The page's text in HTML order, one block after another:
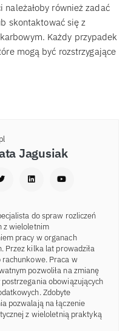
również zadać
skontaktować się z
Każdy przypadek
mogą być rozstrzygające
Jagusiak
do spraw rozliczeń
z wieloletnim
pracy w organach
Przez kilka lat prowadziła
rachunkowe. Praca w
pozwoliła na zmianę
obowiązujących
Zdobyte
pozwalają na łączenie
z wieloletnią praktyką